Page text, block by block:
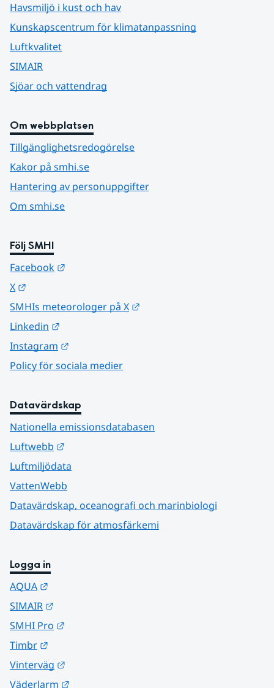
Havsmiljö i kust och hav
Kunskapscentrum för klimatanpassning
Luftkvalitet
SIMAIR
Sjöar och vattendrag
Om webbplatsen
Tillgänglighetsredogörelse
Kakor på smhi.se
Hantering av personuppgifter
Om smhi.se
Följ SMHI
Facebook
X
SMHIs meteorologer på X
Linkedin
Instagram
Policy för sociala medier
Datavärdskap
Nationella emissionsdatabasen
Luftwebb
Luftmiljödata
VattenWebb
Datavärdskap, oceanografi och marinbiologi
Datavärdskap för atmosfärkemi
Logga in
AQUA
SIMAIR
SMHI Pro
Timbr
Vinterväg
Väderlarm